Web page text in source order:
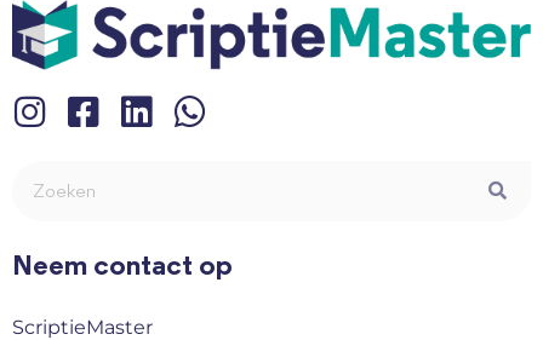
Neem contact op
ScriptieMaster